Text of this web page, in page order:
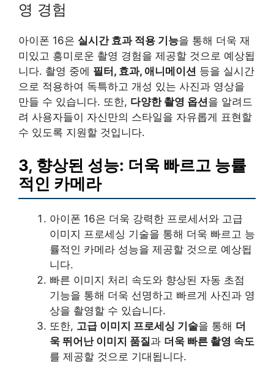
영 경험
아이폰 16은 실시간 효과 적용 기능을 통해 더욱 재
미있고 흥미로운 촬영 경험을 제공할 것으로 예상됩
니다. 촬영 중에 필터, 효과, 애니메이션 등을 실시간
으로 적용하여 독특하고 개성 있는 사진과 영상을
만들 수 있습니다. 또한, 다양한 촬영 옵션을 알려드
려 사용자들이 자신만의 스타일을 자유롭게 표현할
수 있도록 지원할 것입니다.
3, 향상된 성능: 더욱 빠르고 능률
적인 카메라
아이폰 16은 더욱 강력한 프로세서와 고급
이미지 프로세싱 기술을 통해 더욱 빠르고 능
률적인 카메라 성능을 제공할 것으로 예상됩
니다.
빠른 이미지 처리 속도와 향상된 자동 초점
기능을 통해 더욱 선명하고 빠르게 사진과 영
상을 촬영할 수 있습니다.
또한, 고급 이미지 프로세싱 기술을 통해 더
욱 뛰어난 이미지 품질과 더욱 빠른 촬영 속도
를 제공할 것으로 기대됩니다.